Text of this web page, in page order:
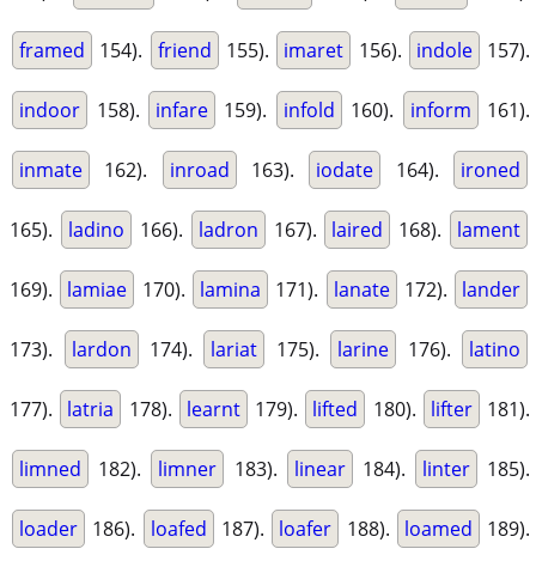
framed 154). friend 155). imaret 156). indole 157).
indoor 158). infare 159). infold 160). inform 161).
inmate 162). inroad 163). iodate 164). ironed
165). ladino 166). ladron 167). laired 168). lament
169). lamiae 170). lamina 171). lanate 172). lander
173). lardon 174). lariat 175). larine 176). latino
177). latria 178). learnt 179). lifted 180). lifter 181).
limned 182). limner 183). linear 184). linter 185).
loader 186). loafed 187). loafer 188). loamed 189).